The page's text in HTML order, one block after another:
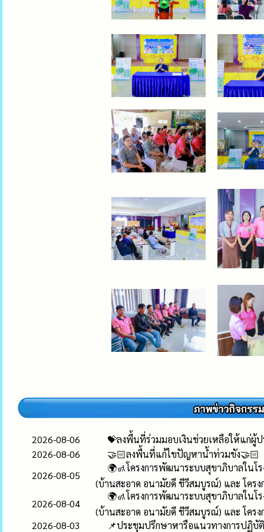
2026-08-06
💝ลงพื้นที่ร่วมมอบเงินช่วยเหลือให้แก่ผู้
2026-08-06
🤝🏻ลงพื้นที่แก้ไขปัญหาน้ำท่วมขัง🤝🏻
2026-08-05
🌍🚮โครงการพัฒนาระบบสุขาภิบาลในโ
(บ้านสะอาด อนามัยดี ชีวีสมบูรณ์) และ โครง
2026-08-04
🌍🚮โครงการพัฒนาระบบสุขาภิบาลในโ
(บ้านสะอาด อนามัยดี ชีวีสมบูรณ์) และ โครง
2026-08-03
📌ประชุมปรึกษาหารือแนวทางการปฏิ